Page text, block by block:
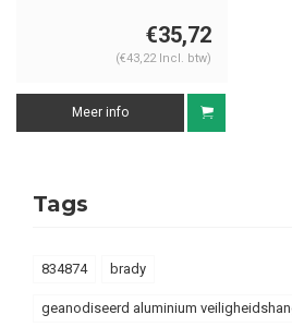
blauw S1107BLU€35,72
(€43,22 Incl. btw)
Meer info
Tags
834874 brady
geanodiseerd aluminium